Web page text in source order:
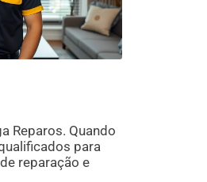
Reparos. Quando
para
reparação e